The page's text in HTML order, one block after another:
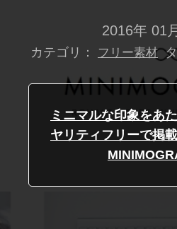
2016年 01
カテゴリ： フリー素材
ミニマルな印象をあ
ヤリティフリーで掲